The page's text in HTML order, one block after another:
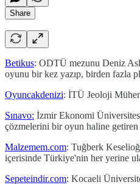
Share
Betikus: ODTÜ mezunu Deniz
oyunu bir kez yazıp, birden fazla
Oyuncakdenizi: İTÜ Jeoloji
Sınavo: İzmir Ekonomi
çözmelerini bir oyun haline
Malzemem.com: Tuğberk
içerisinde Türkiye'nin her yerine
Sepeteindir.com: Kocaeli